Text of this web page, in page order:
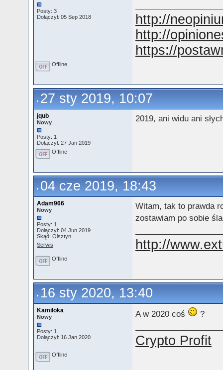
Posty: 3
Dołączył: 05 Sep 2018
http://
http://
https://
Offline
27 sty 2019, 10:07
jqub
Nowy
Posty: 1
Dołączył: 27 Jan 2019
2019, ani widu ani
Offline
04 cze 2019, 18:43
Adam966
Nowy
Posty: 1
Dołączył: 04 Jun 2019
Skąd: Olsztyn
Serwis
Witam, tak to prawda
zostawiam po sobie
http://
Offline
16 sty 2020, 13:40
Kamiloka
Nowy
Posty: 1
Dołączył: 16 Jan 2020
A w 2020 coś ?
Crypto Profit
Offline